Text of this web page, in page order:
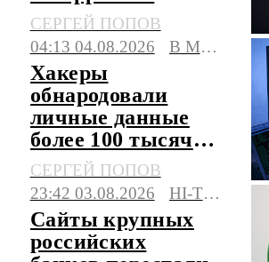
СЕРГЕЙ ПОПОВ
04:13 04.08.2026
В МИРЕ
Хакеры
обнародовали
личные данные
более 100 тысяч
британских
силовиков
СЕРГЕЙ ПОПОВ
23:42 03.08.2026
HI-TECH
Сайты крупных
российских